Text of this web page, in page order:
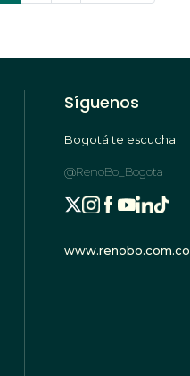
Síguenos
Bogotá te escucha
@RenoBo_Bogota
www.renobo.com.co